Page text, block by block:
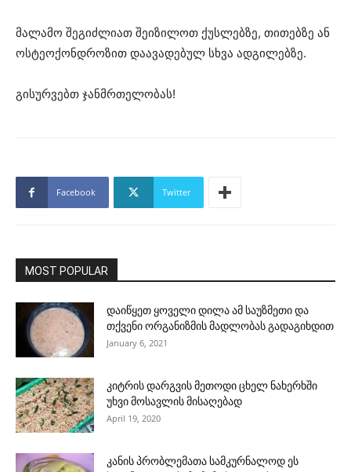
მალამო შეგიძლიათ შეიზილოთ ქუსლებზე, თითებზე ან
ოსტეოქონდროზით დაავადებულ სხვა ადგილებზე.
გისურვებთ ჯანმრთელობას!
Facebook Twitter
MOST POPULAR
დაიწყეთ ყოველი დილა ამ საუზმეთი და
თქვენი ორგანიზმის მადლობას გადაგიხდით
January 6, 2021
კიტრის დარგვის მეთოდი ცხელ ნახერხში
უხვი მოსავლის მისაღებად
April 19, 2020
კანის პრობლემათა სამკურნალოდ ეს